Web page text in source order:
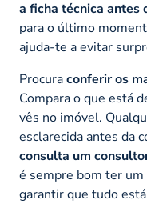
a ficha técnica antes
para o último
ajuda-te a evitar
Procuraconferir os
Compara o que está
vês no imóvel.
esclarecida antes da
consulta um
é sempre bom ter
garantir que tudo